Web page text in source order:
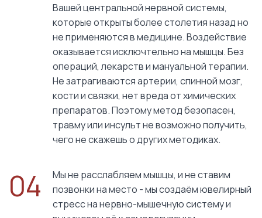
Вашей центральной нервной системы,
которые открыты более столетия назад но
не применяются в медицине. Воздействие
оказывается исключтельно на мышцы. Без
операций, лекарств и мануальной терапии.
Не затрагиваются артерии, спинной мозг,
кости и связки, нет вреда от химических
препаратов. Поэтому метод безопасен,
травму или инсульт не возможно получить,
чего не скажешь о других методиках.
04
Мы не расслабляем мышцы, и не ставим
позвонки на место - мы создаём ювелирный
стресс на нервно-мышечную систему и